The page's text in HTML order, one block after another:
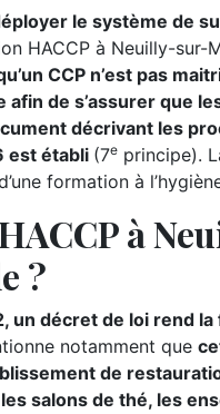
le système de
HACCP à Neuilly-sur-
CCP n’est pas
afin de s’assurer que
décrivant les
est établi (7e principe).
formation à
à
?
un décret de loi rend
notamment que
de
salons de thé, les